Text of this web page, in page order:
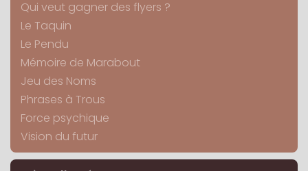
Qui veut gagner des flyers ?
Le Taquin
Le Pendu
Mémoire de Marabout
Jeu des Noms
Phrases à Trous
Force psychique
Vision du futur